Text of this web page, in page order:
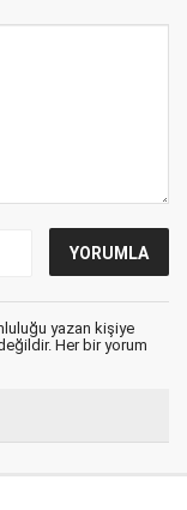
yazan kişiye
Her bir yorum